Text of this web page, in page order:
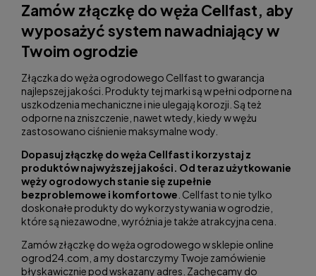
Zamów złączkę do węża Cellfast, aby
wyposażyć system nawadniający w
Twoim ogrodzie
Złączka do węża ogrodowego Cellfast to gwarancja
najlepszej jakości. Produkty tej marki są w pełni odporne na
uszkodzenia mechaniczne i nie ulegają korozji. Są też
odporne na zniszczenie, nawet wtedy, kiedy w wężu
zastosowano ciśnienie maksymalne wody.
Dopasuj złączkę do węża Cellfast i korzystaj z
produktów najwyższej jakości. Od teraz użytkowanie
węży ogrodowych stanie się zupełnie
bezproblemowe i komfortowe . Cellfast to nie tylko
doskonałe produkty do wykorzystywania w ogrodzie,
które są niezawodne, wyróżnia je także atrakcyjna cena.
Zamów złączkę do węża ogrodowego w sklepie online
ogrod24.com, a my dostarczymy Twoje zamówienie
błyskawicznie pod wskazany adres. Zachęcamy do